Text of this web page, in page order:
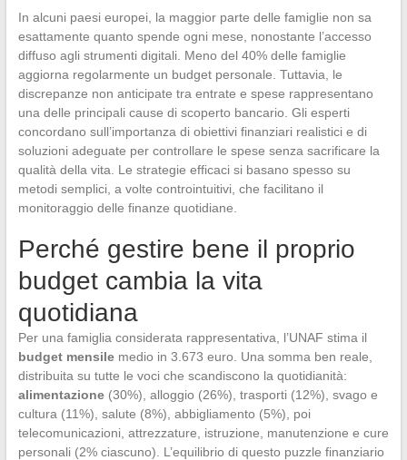
In alcuni paesi europei, la maggior parte delle famiglie non sa
esattamente quanto spende ogni mese, nonostante l’accesso
diffuso agli strumenti digitali. Meno del 40% delle famiglie
aggiorna regolarmente un budget personale. Tuttavia, le
discrepanze non anticipate tra entrate e spese rappresentano
una delle principali cause di scoperto bancario. Gli esperti
concordano sull’importanza di obiettivi finanziari realistici e di
soluzioni adeguate per controllare le spese senza sacrificare la
qualità della vita. Le strategie efficaci si basano spesso su
metodi semplici, a volte controintuitivi, che facilitano il
monitoraggio delle finanze quotidiane.
Perché gestire bene il proprio
budget cambia la vita
quotidiana
Per una famiglia considerata rappresentativa, l’UNAF stima il
budget mensilemedio in 3.673 euro. Una somma ben reale,
distribuita su tutte le voci che scandiscono la quotidianità:
alimentazione(30%), alloggio (26%), trasporti (12%), svago e
cultura (11%), salute (8%), abbigliamento (5%), poi
telecomunicazioni, attrezzature, istruzione, manutenzione e cure
personali (2% ciascuno). L’equilibrio di questo puzzle finanziario